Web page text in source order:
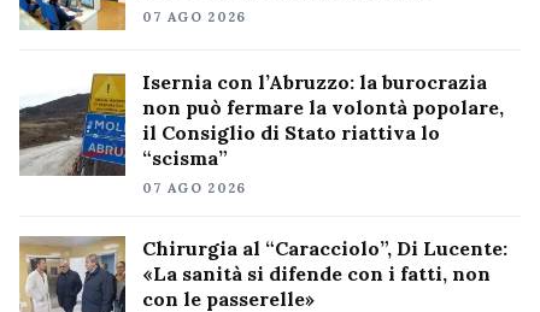
07 AGO 2026
Isernia con l’Abruzzo: la burocrazia
non può fermare la volontà popolare,
il Consiglio di Stato riattiva lo
“scisma”
07 AGO 2026
Chirurgia al “Caracciolo”, Di Lucente:
«La sanità si difende con i fatti, non
con le passerelle»